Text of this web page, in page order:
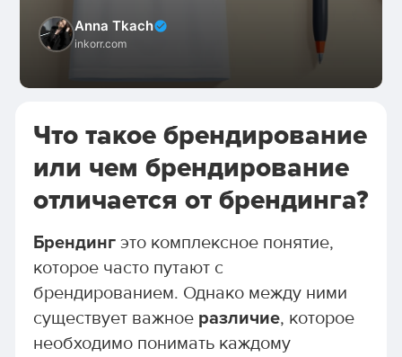
Anna Tkach
inkorr.com
Что такое брендирование
или чем брендирование
отличается от брендинга?
Брендингэто комплексное понятие,
которое часто путают с
брендированием. Однако между ними
существует важное различие, которое
необходимо понимать каждому